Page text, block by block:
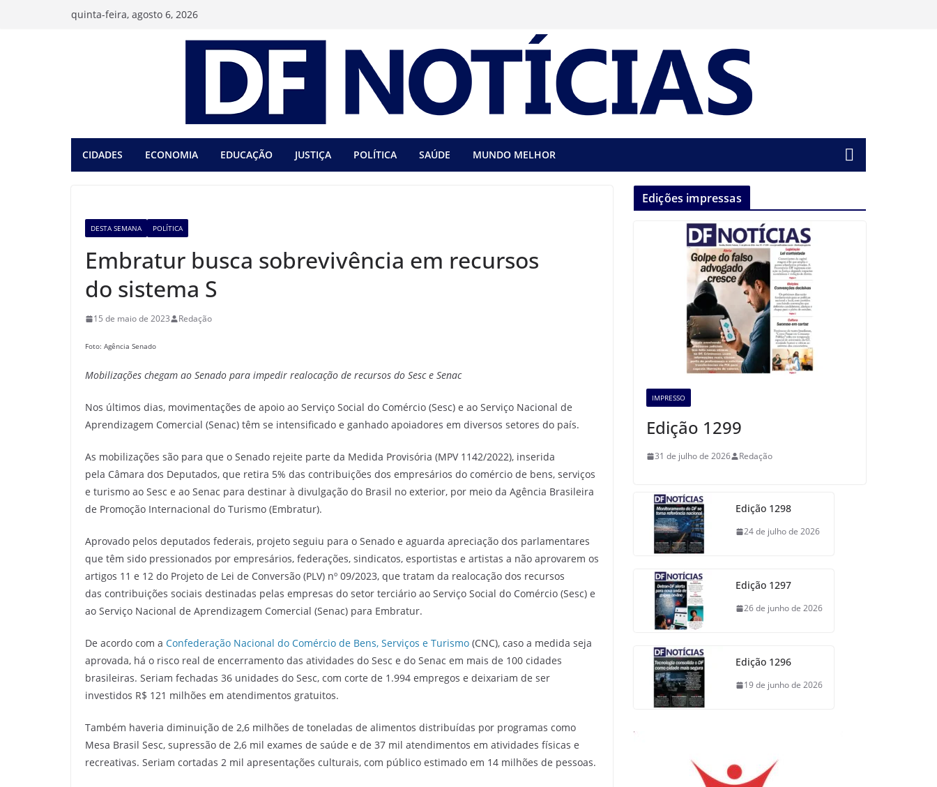
quinta-feira, agosto 6, 2026
CIDADES ECONOMIA EDUCAÇÃO JUSTIÇA POLÍTICA SAÚDE MUNDO MELHOR
DESTA SEMANA POLÍTICA
Embratur busca sobrevivência em recursos
do sistema S
15 de maio de 2023 Redação
Foto: Agência Senado
Mobilizações chegam ao Senado para impedir realocação de recursos do Sesc e Senac
Nos últimos dias, movimentações de apoio ao Serviço Social do Comércio (Sesc) e ao Serviço Nacional de
Aprendizagem Comercial (Senac) têm se intensificado e ganhado apoiadores em diversos setores do país.
As mobilizações são para que o Senado rejeite parte da Medida Provisória (MPV 1142/2022), inserida
pela Câmara dos Deputados, que retira 5% das contribuições dos empresários do comércio de bens, serviços
e turismo ao Sesc e ao Senac para destinar à divulgação do Brasil no exterior, por meio da Agência Brasileira
de Promoção Internacional do Turismo (Embratur).
Aprovado pelos deputados federais, projeto seguiu para o Senado e aguarda apreciação dos parlamentares
que têm sido pressionados por empresários, federações, sindicatos, esportistas e artistas a não aprovarem os
artigos 11 e 12 do Projeto de Lei de Conversão (PLV) nº 09/2023, que tratam da realocação dos recursos
das contribuições sociais destinadas pelas empresas do setor terciário ao Serviço Social do Comércio (Sesc) e
ao Serviço Nacional de Aprendizagem Comercial (Senac) para Embratur.
De acordo com a Confederação Nacional do Comércio de Bens, Serviços e Turismo (CNC), caso a medida seja
aprovada, há o risco real de encerramento das atividades do Sesc e do Senac em mais de 100 cidades
brasileiras. Seriam fechadas 36 unidades do Sesc, com corte de 1.994 empregos e deixariam de ser
investidos R$ 121 milhões em atendimentos gratuitos.
Também haveria diminuição de 2,6 milhões de toneladas de alimentos distribuídas por programas como
Mesa Brasil Sesc, supressão de 2,6 mil exames de saúde e de 37 mil atendimentos em atividades físicas e
recreativas. Seriam cortadas 2 mil apresentações culturais, com público estimado em 14 milhões de pessoas.
Edições impressas
IMPRESSO
Edição 1299
31 de julho de 2026 Redação
Edição 1298
24 de julho de 2026
Edição 1297
26 de junho de 2026
Edição 1296
19 de junho de 2026